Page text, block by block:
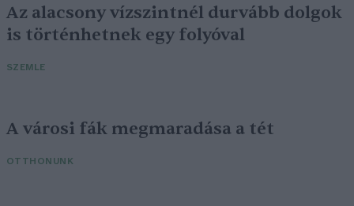
Az alacsony vízszintnél durvább dolgok
is történhetnek egy folyóval
SZEMLE
A városi fák megmaradása a tét
OTTHONUNK